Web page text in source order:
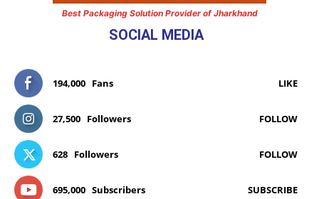
Best Packaging Solution Provider of Jharkhand
SOCIAL MEDIA
194,000 Fans LIKE
27,500 Followers FOLLOW
628 Followers FOLLOW
695,000 Subscribers SUBSCRIBE